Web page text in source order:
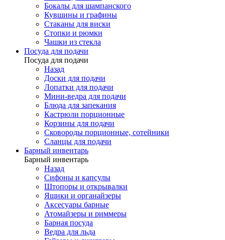
Бокалы для шампанского
Кувшины и графины
Стаканы для виски
Стопки и рюмки
Чашки из стекла
Посуда для подачи
Посуда для подачи
Назад
Доски для подачи
Лопатки для подачи
Мини-ведра для подачи
Блюда для запекания
Кастрюли порционные
Корзины для подачи
Сковороды порционные, сотейники
Сланцы для подачи
Барный инвентарь
Барный инвентарь
Назад
Сифоны и капсулы
Штопоры и открывалки
Ящики и органайзеры
Аксесуары барные
Атомайзеры и риммеры
Барная посуда
Ведра для льда